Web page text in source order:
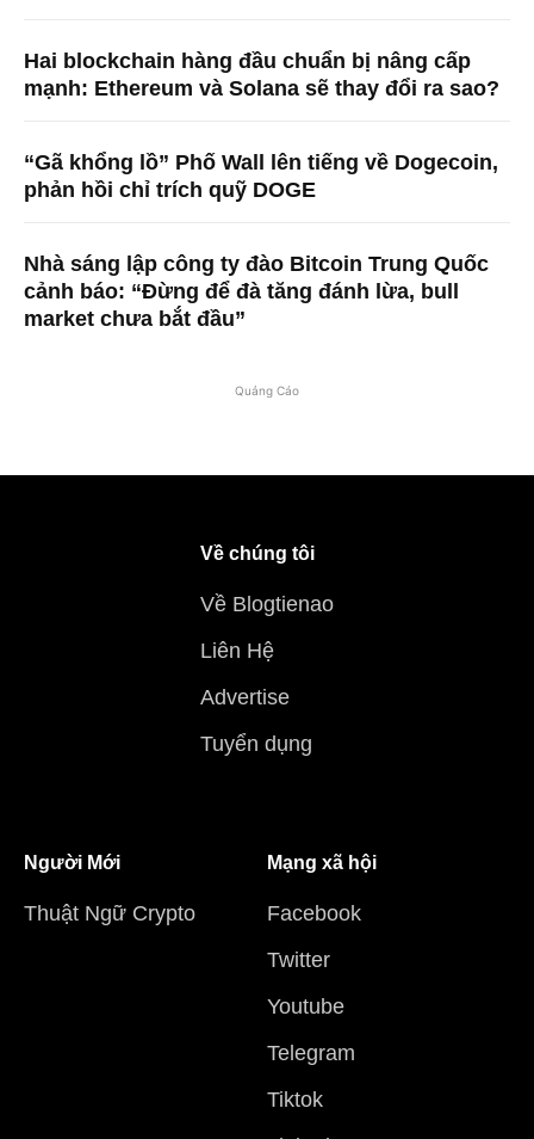
Hai blockchain hàng đầu chuẩn bị nâng cấp
mạnh: Ethereum và Solana sẽ thay đổi ra sao?
“Gã khổng lồ” Phố Wall lên tiếng về Dogecoin,
phản hồi chỉ trích quỹ DOGE
Nhà sáng lập công ty đào Bitcoin Trung Quốc
cảnh báo: “Đừng để đà tăng đánh lừa, bull
market chưa bắt đầu”
Quảng Cáo
Về chúng tôi
Về Blogtienao
Liên Hệ
Advertise
Tuyển dụng
Người Mới
Thuật Ngữ Crypto
Mạng xã hội
Facebook
Twitter
Youtube
Telegram
Tiktok